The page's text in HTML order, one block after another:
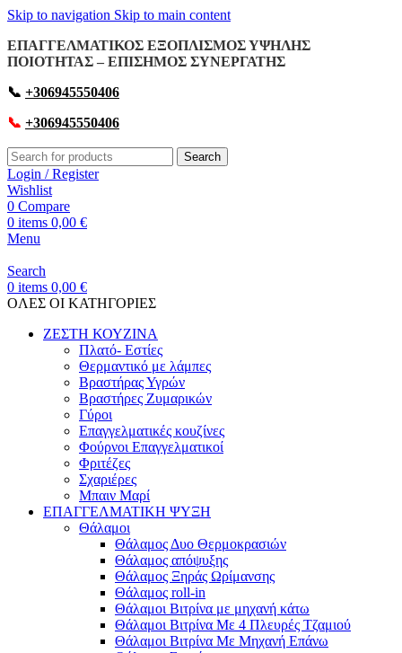
Skip to navigation Skip to main content
ΕΠΑΓΓΕΛΜΑΤΙΚΟΣ ΕΞΟΠΛΙΣΜΟΣ ΥΨΗΛΗΣ
ΠΟΙΟΤΗΤΑΣ – ΕΠΙΣΗΜΟΣ ΣΥΝΕΡΓΑΤΗΣ
📞 +306945550406
📞 +306945550406
Search
Login / Register
Wishlist
0 Compare
0 items 0,00 €
Menu
Search
0 items 0,00 €
OΛΕΣ ΟΙ ΚΑΤΗΓΟΡΙΕΣ
ΖΕΣΤΗ ΚΟΥΖΙΝΑ
Πλατό- Εστίες
Θερμαντικό με λάμπες
Βραστήρας Υγρών
Βραστήρες Ζυμαρικών
Γύροι
Επαγγελματικές κουζίνες
Φούρνοι Επαγγελματικοί
Φριτέζες
Σχαριέρες
Μπαιν Μαρί
ΕΠΑΓΓΕΛΜΑΤΙΚΗ ΨΥΞΗ
Θάλαμοι
Θάλαμος Δυο Θερμοκρασιών
Θάλαμος απόψυξης
Θάλαμος Ξηράς Ωρίμανσης
Θάλαμος roll-in
Θάλαμοι Βιτρίνα με μηχανή κάτω
Θάλαμοι Βιτρίνα Με 4 Πλευρές Τζαμιού
Θάλαμοι Βιτρίνα Με Μηχανή Επάνω